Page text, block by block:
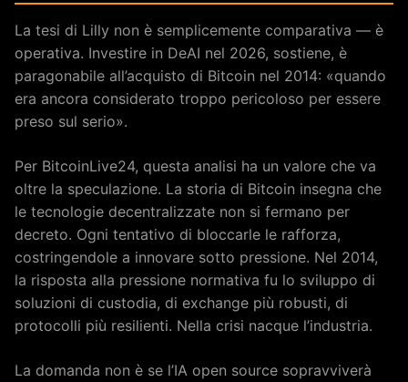
La tesi di Lilly non è semplicemente comparativa — è
operativa. Investire in DeAI nel 2026, sostiene, è
paragonabile all’acquisto di Bitcoin nel 2014: «quando
era ancora considerato troppo pericoloso per essere
preso sul serio».
Per BitcoinLive24, questa analisi ha un valore che va
oltre la speculazione. La storia di Bitcoin insegna che
le tecnologie decentralizzate non si fermano per
decreto. Ogni tentativo di bloccarle le rafforza,
costringendole a innovare sotto pressione. Nel 2014,
la risposta alla pressione normativa fu lo sviluppo di
soluzioni di custodia, di exchange più robusti, di
protocolli più resilienti. Nella crisi nacque l’industria.
La domanda non è se l’IA open source sopravviverà